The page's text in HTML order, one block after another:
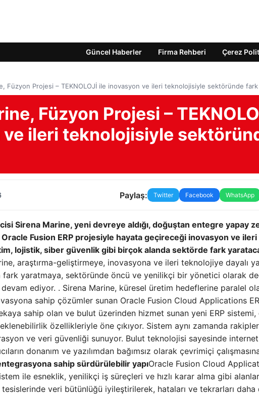
Güncel Haberler Firma Rehberi Çerez
Füzyon Projesi – TEKNOLOJİ ile inovasyon ve ileri teknolojisiyle sektöründe
Füzyon Projesi –
ve ileri teknolojisiyle
Paylaş: Twitter Facebook WhatsApp
Sirena Marine, yeni devreye aldığı, doğuştan entegre yapay
Fusion ERP projesiyle hayata geçireceği inovasyon ve ileri
lojistik, siber güvenlik gibi birçok alanda sektörde fark
araştırma-geliştirmeye, inovasyona ve ileri teknolojiye dayalı
yaratmaya, sektöründe öncü ve yenilikçi bir yönetici olarak
ediyor. . Sirena Marine, küresel üretim hedeflerine paralel
sahip çözümler sunan Oracle Fusion Cloud Applications
sahip olan ve bulut üzerinden hizmet sunan yeni ERP sistemi,
özellikleriyle öne çıkıyor. Sistem aynı zamanda
ve veri güvenliği sunuyor. Bulut teknolojisi sayesinde
donanım ve yazılımdan bağımsız olarak çevrimiçi
sahip sürdürülebilir yapıOracle Fusion Cloud
ile esneklik, yenilikçi iş süreçleri ve hızlı karar alma gibi
tesislerinde veri bütünlüğü iyileştirilerek, hataları ve tekrarları daha